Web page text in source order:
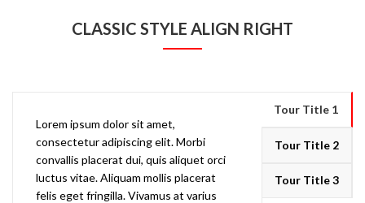
CLASSIC STYLE ALIGN RIGHT
Tour Title 1
Tour Title 2
Tour Title 3
Lorem ipsum dolor sit amet,
consectetur adipiscing elit. Morbi
convallis placerat dui, quis aliquet orci
luctus vitae. Aliquam mollis placerat
felis eget fringilla. Vivamus at varius